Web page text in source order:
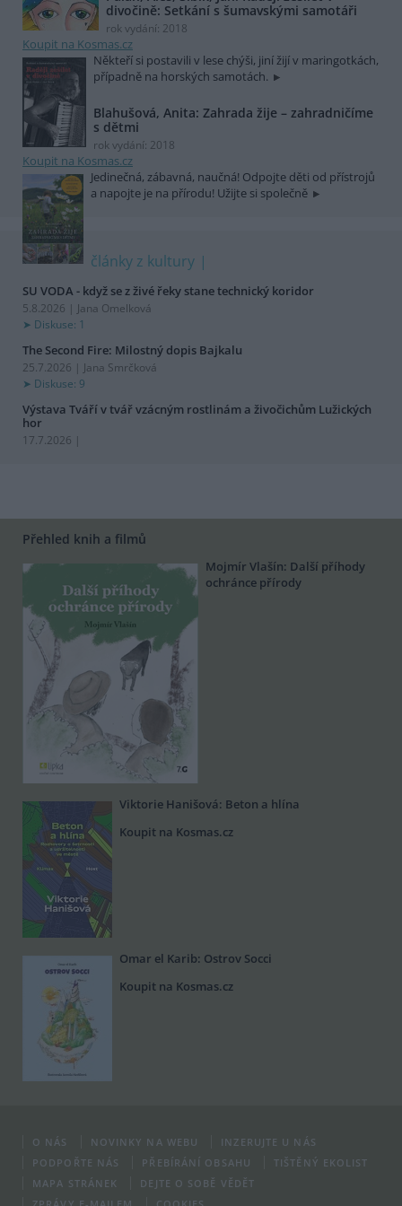
divočině: Setkání s šumavskými samotáři
rok vydání: 2018
Koupit na Kosmas.cz
Někteří si postavili v lese chýši, jiní žijí v maringotkách,
případně na horských samotách.
Blahušová, Anita: Zahrada žije – zahradničíme
s dětmi
rok vydání: 2018
Koupit na Kosmas.cz
Jedinečná, zábavná, naučná! Odpojte děti od přístrojů
a napojte je na přírodu! Užijte si společně
články z kultury
SU VODA - když se z živé řeky stane technický koridor
5.8.2026 | Jana Omelková
Diskuse: 1
The Second Fire: Milostný dopis Bajkalu
25.7.2026 | Jana Smrčková
Diskuse: 9
Výstava Tváří v tvář vzácným rostlinám a živočichům Lužických
hor
17.7.2026 |
Přehled knih a filmů
Mojmír Vlašín: Další příhody
ochránce přírody
Viktorie Hanišová: Beton a hlína
Koupit na Kosmas.cz
Omar el Karib: Ostrov Socci
Koupit na Kosmas.cz
O NÁS NOVINKY NA WEBU
INZERUJTE U NÁS
PODPOŘTE NÁS
PŘEBÍRÁNÍ OBSAHU
TIŠTĚNÝ EKOLIST
MAPA STRÁNEK
DEJTE O SOBĚ VĚDĚT